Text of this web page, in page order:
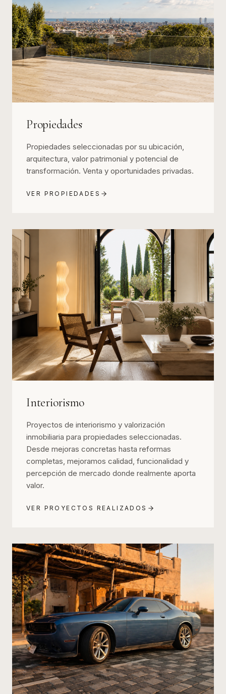
Propiedades
Propiedades seleccionadas por su ubicación,
arquitectura, valor patrimonial y potencial de
transformación. Venta y oportunidades privadas.
VER PROPIEDADES
Interiorismo
Proyectos de interiorismo y valorización
inmobiliaria para propiedades seleccionadas.
Desde mejoras concretas hasta reformas
completas, mejoramos calidad, funcionalidad y
percepción de mercado donde realmente aporta
valor.
VER PROYECTOS REALIZADOS